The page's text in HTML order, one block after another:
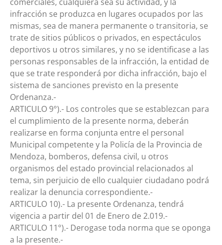
comerciales, cualquiera sea su actividad, y la
infracción se produzca en lugares ocupados por las
mismas, sea de manera permanente o transitoria, se
trate de sitios públicos o privados, en espectáculos
deportivos u otros similares, y no se identificase a las
personas responsables de la infracción, la entidad de
que se trate responderá por dicha infracción, bajo el
sistema de sanciones previsto en la presente
Ordenanza.-
ARTICULO 9°).- Los controles que se establezcan para
el cumplimiento de la presente norma, deberán
realizarse en forma conjunta entre el personal
Municipal competente y la Policía de la Provincia de
Mendoza, bomberos, defensa civil, u otros
organismos del estado provincial relacionados al
tema, sin perjuicio de ello cualquier ciudadano podrá
realizar la denuncia correspondiente.-
ARTICULO 10).- La presente Ordenanza, tendrá
vigencia a partir del 01 de Enero de 2.019.-
ARTICULO 11°).- Derogase toda norma que se oponga
a la presente.-